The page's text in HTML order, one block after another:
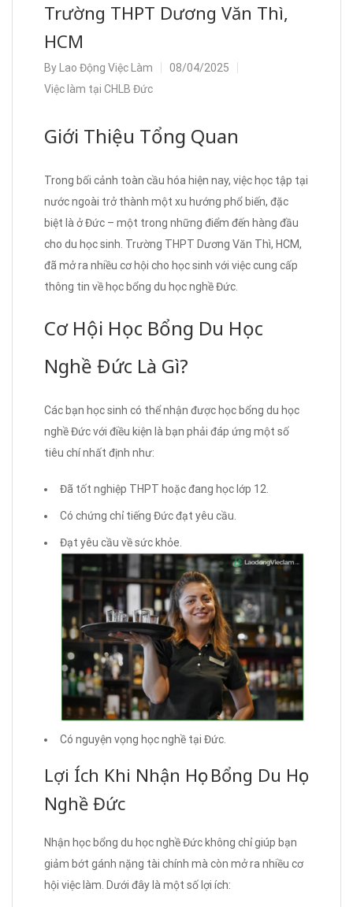
Trường THPT Dương Văn Thì,
HCM
By Lao Động Việc Làm
08/04/2025
Việc làm tại CHLB Đức
Giới Thiệu Tổng Quan
Trong bối cảnh toàn cầu hóa hiện nay, việc học tập tại
nước ngoài trở thành một xu hướng phổ biến, đặc
biệt là ở Đức – một trong những điểm đến hàng đầu
cho du học sinh. Trường THPT Dương Văn Thì, HCM,
đã mở ra nhiều cơ hội cho học sinh với việc cung cấp
thông tin về học bổng du học nghề Đức.
Cơ Hội Học Bổng Du Học
Nghề Đức Là Gì?
Các bạn học sinh có thể nhận được học bổng du học
nghề Đức với điều kiện là bạn phải đáp ứng một số
tiêu chí nhất định như:
Đã tốt nghiệp THPT hoặc đang học lớp 12.
Có chứng chỉ tiếng Đức đạt yêu cầu.
Đạt yêu cầu về sức khỏe.
Có nguyện vọng học nghề tại Đức.
Lợi Ích Khi Nhận Học Bổng Du Học
Nghề Đức
Nhận học bổng du học nghề Đức không chỉ giúp bạn
giảm bớt gánh nặng tài chính mà còn mở ra nhiều cơ
hội việc làm. Dưới đây là một số lợi ích: